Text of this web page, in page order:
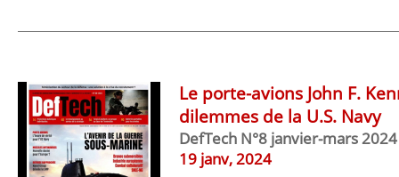
Le porte-avions John F.
dilemmes de la U.S. Navy
DefTech N°8 janvier-mars 2024
19 janv, 2024